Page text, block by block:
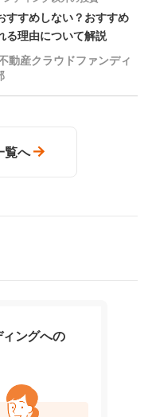
すすめしない？おすすめ
る理由について解説
産クラウドファンディ
覧へ
ングへの